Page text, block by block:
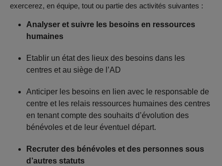
exercerez, en équipe, tout ou partie des activités suivantes :
Analyser et suivre les besoins en ressources
humaines
Etablir un état des lieux des besoins dans les
centres et au siège de l’AD
Anticiper les besoins en lien avec le responsable de
centre et les relais ressources humaines des centres
en tenant compte des souhaits d’évolution des
bénévoles et de leur éventuel départ.
Recruter des bénévoles et des personnes sous
d’autres statuts